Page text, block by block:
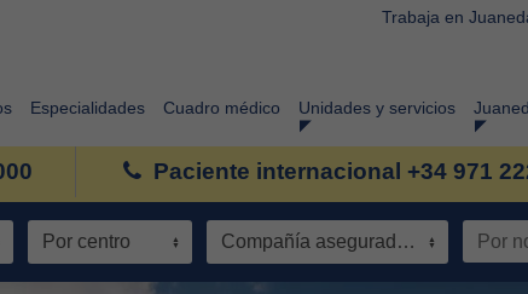
Trabaja en
Especialidades Cuadro médico Unidades y servicios
Paciente internacional +34 971
Por centro Compañía aseguradora